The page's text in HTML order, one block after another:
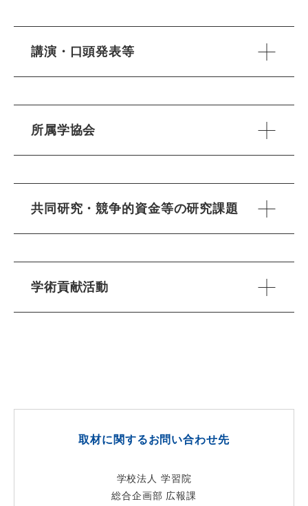
講演・口頭発表等
所属学協会
共同研究・競争的資金等の研究課題
学術貢献活動
取材に関するお問い合わせ先
学校法人 学習院
総合企画部 広報課